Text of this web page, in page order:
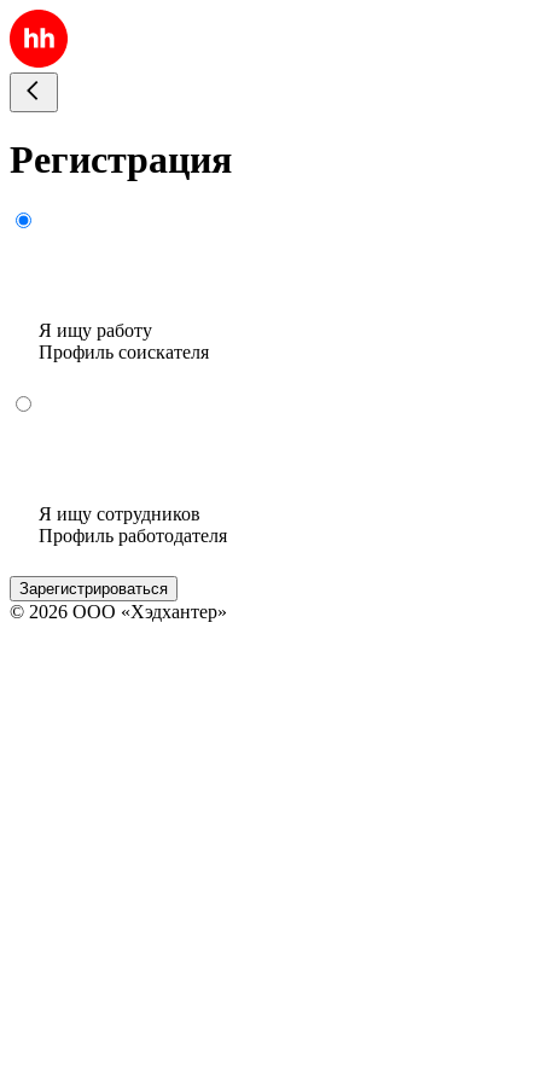
Регистрация
Я ищу работу
Профиль соискателя
Я ищу сотрудников
Профиль работодателя
Зарегистрироваться
© 2026 ООО «Хэдхантер»